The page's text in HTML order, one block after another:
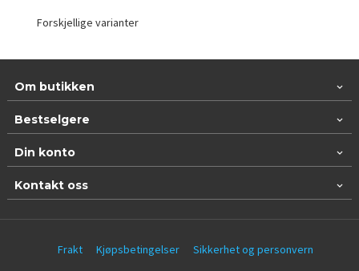
Forskjellige varianter
Om butikken
Bestselgere
Din konto
Kontakt oss
Frakt Kjøpsbetingelser Sikkerhet og personvern